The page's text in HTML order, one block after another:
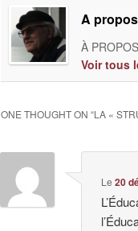
A
À
Voir tous
ONE THOUGHT ON “LA «
Le20